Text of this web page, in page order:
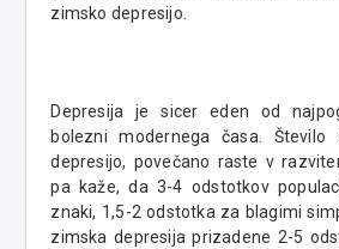
zimsko depresijo.
Depresija je sicer eden od
bolezni modernega časa.
depresijo, povečano raste v
pa kaže, da 3-4 odstotkov
znaki, 1,5-2 odstotka za blagimi
zimska depresija prizadene 2-5